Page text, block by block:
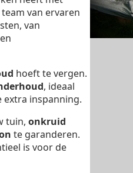
team van ervaren
van
hoeft te vergen.
, ideaal
inspanning.
tuin, onkruid
te garanderen.
is voor de